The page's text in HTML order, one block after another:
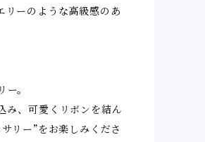
リーのような高級感のあ
。
み、可愛くリボンを結ん
リー”をお楽しみくださ